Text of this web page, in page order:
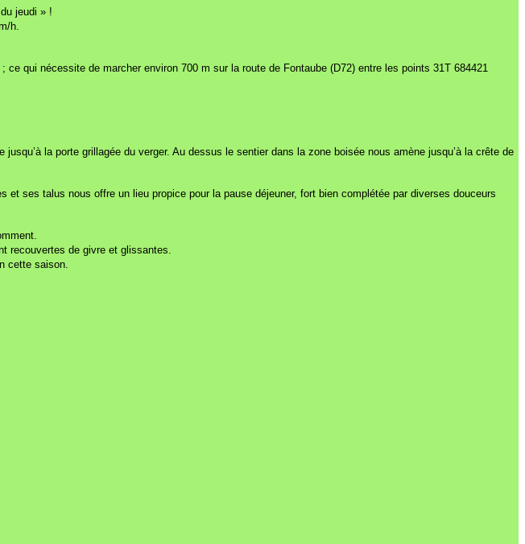
jeudi » !
h.
qui nécessite de marcher environ 700 m sur la route de Fontaube (D72) entre les points 31T 684421
la porte grillagée du verger. Au dessus le sentier dans la zone boisée nous amène jusqu’à la crête de
ses talus nous offre un lieu propice pour la pause déjeuner, fort bien complétée par diverses douceurs
recouvertes de givre et glissantes.
cette saison.